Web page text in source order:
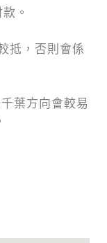
。
抵，否則會係
葉方向會較易